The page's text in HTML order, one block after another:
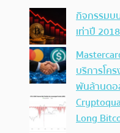
กิจกรรมบ
เท่าปี
บริการโค
พันล้านดอ
Long